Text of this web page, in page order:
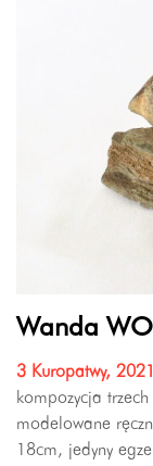
Wanda
3 Kuropatwy, 2021
kompozycja
modelowane
18cm, jedyny